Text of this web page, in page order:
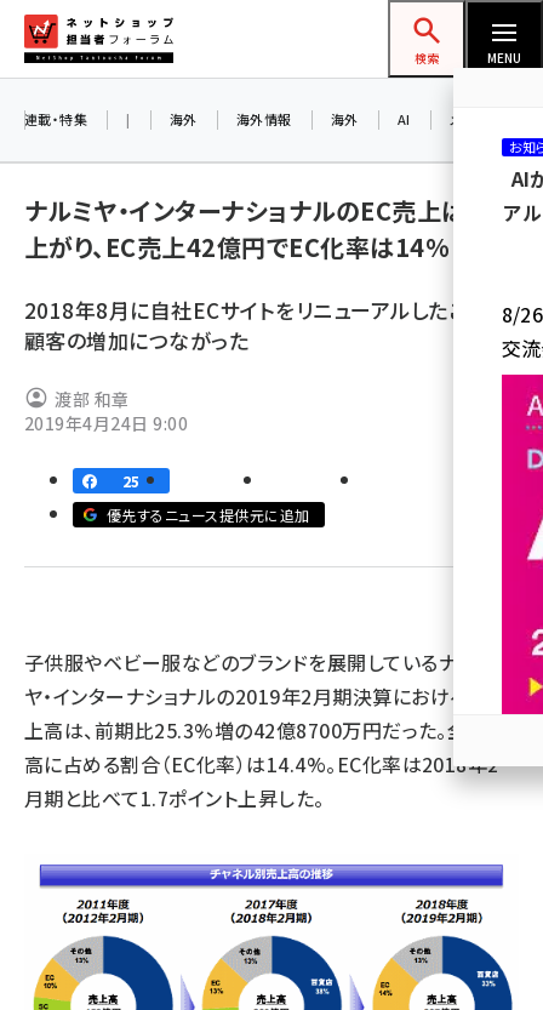
ン
ネットショップ担当者フォーラム
検索 MENU
yahoo (1896)
ecbeing (1204)
base (1068)
連載・特集 | 海外 海外情報 海外 AI メタバース
ナルミヤ・インターナショナルのEC売上は右肩
上がり、EC売上42億円でEC化率は14%
2018年8月に自社ECサイトをリニューアルしたことが
顧客の増加につながった
渡部 和章
2019年4月24日 9:00
25
優先するニュース提供元に追加
子供服やベビー服などのブランドを展開しているナルミ
ヤ・インターナショナルの2019年2月期決算におけるEC売
上高は、前期比25.3%増の42億8700万円だった。全売上
高に占める割合（EC化率）は14.4%。EC化率は2018年2
月期と比べて1.7ポイント上昇した。
お知
AI
ア
8/26
交
参